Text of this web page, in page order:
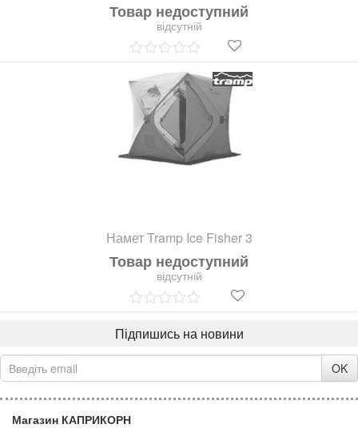
Товар недоступний
відсутній
Намет Tramp Ice Fisher 3
Товар недоступний
відсутній
Підпишись на новини
OK
Магазин КАПРИКОРН